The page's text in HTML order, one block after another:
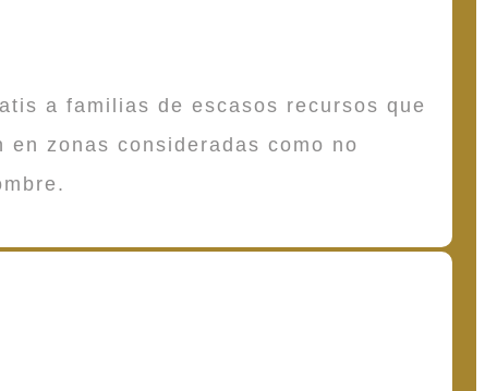
a familias de escasos recursos que
zonas consideradas como no